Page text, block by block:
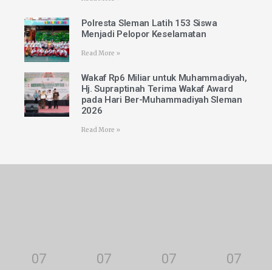
Polresta Sleman Latih 153 Siswa
Menjadi Pelopor Keselamatan
Read More »
Wakaf Rp6 Miliar untuk Muhammadiyah,
Hj. Supraptinah Terima Wakaf Award
pada Hari Ber-Muhammadiyah Sleman
2026
Read More »
07
07
07
07